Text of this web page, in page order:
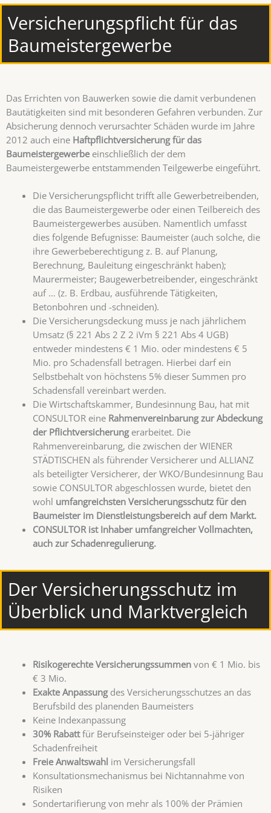
Versicherungspflicht für das
Baumeistergewerbe
Das Errichten von Bauwerken sowie die damit verbundenen
Bautätigkeiten sind mit besonderen Gefahren verbunden. Zur
Absicherung dennoch verursachter Schäden wurde im Jahre
2012 auch eine Haftpflichtversicherung für das
Baumeistergewerbeeinschließlich der dem
Baumeistergewerbe entstammenden Teilgewerbe eingeführt.
Die Versicherungspflicht trifft alle Gewerbetreibenden,
die das Baumeistergewerbe oder einen Teilbereich des
Baumeistergewerbes ausüben. Namentlich umfasst
dies folgende Befugnisse: Baumeister (auch solche, die
ihre Gewerbeberechtigung z. B. auf Planung,
Berechnung, Bauleitung eingeschränkt haben);
Maurermeister; Baugewerbetreibender, eingeschränkt
auf … (z. B. Erdbau, ausführende Tätigkeiten,
Betonbohren und -schneiden).
Die Versicherungsdeckung muss je nach jährlichem
Umsatz (§ 221 Abs 2 Z 2 iVm § 221 Abs 4 UGB)
entweder mindestens € 1 Mio. oder mindestens € 5
Mio. pro Schadensfall betragen. Hierbei darf ein
Selbstbehalt von höchstens 5% dieser Summen pro
Schadensfall vereinbart werden.
Die Wirtschaftskammer, Bundesinnung Bau, hat mit
CONSULTOR eine Rahmenvereinbarung zur Abdeckung
der Pflichtversicherungerarbeitet. Die
Rahmenvereinbarung, die zwischen der WIENER
STÄDTISCHEN als führender Versicherer und ALLIANZ
als beteiligter Versicherer, der WKO/Bundesinnung Bau
sowie CONSULTOR abgeschlossen wurde, bietet den
wohl umfangreichsten Versicherungsschutz für den
Baumeister im Dienstleistungsbereich auf dem Markt.
CONSULTOR ist Inhaber umfangreicher Vollmachten,
auch zur Schadenregulierung.
Der Versicherungsschutz im
Überblick und Marktvergleich
Risikogerechte Versicherungssummenvon € 1 Mio. bis
€ 3 Mio.
Exakte Anpassungdes Versicherungsschutzes an das
Berufsbild des planenden Baumeisters
Keine Indexanpassung
30% Rabattfür Berufseinsteiger oder bei 5-jähriger
Schadenfreiheit
Freie Anwaltswahl im Versicherungsfall
Konsultationsmechanismus bei Nichtannahme von
Risiken
Sondertarifierung von mehr als 100% der Prämien